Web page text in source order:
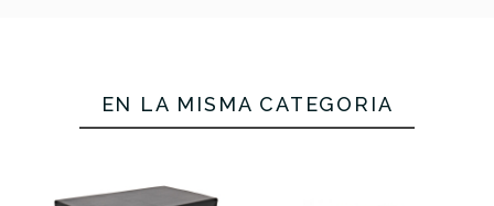
EN LA MISMA CATEGORÍA